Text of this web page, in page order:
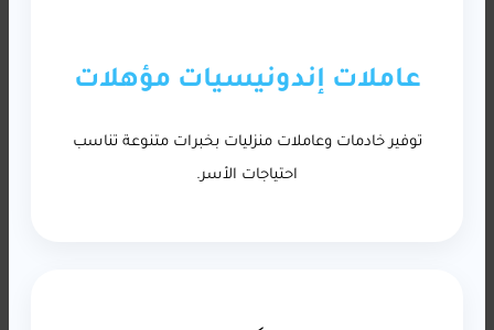
عاملات إندونيسيات مؤهلات
توفير خادمات وعاملات منزليات بخبرات متنوعة تناسب
احتياجات الأسر.